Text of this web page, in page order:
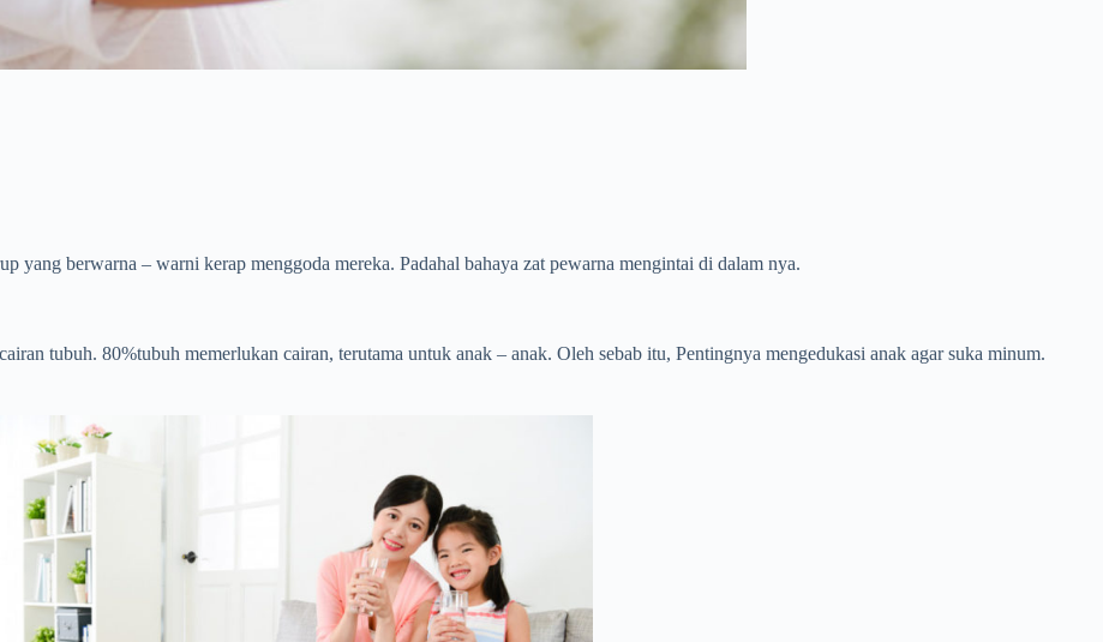
yang berwarna – warni kerap menggoda mereka. Padahal bahaya zat pewarna mengintai di dalam nya.
tubuh. 80%tubuh memerlukan cairan, terutama untuk anak – anak. Oleh sebab itu, Pentingnya mengedukasi anak agar suka minum.